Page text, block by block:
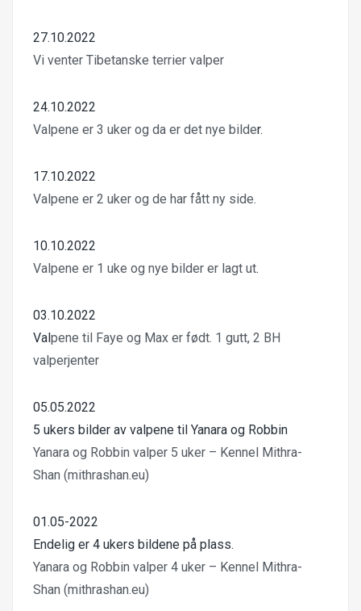
27.10.2022
Vi venter Tibetanske terrier valper
24.10.2022
Valpene er 3 uker og da er det nye bilder.
17.10.2022
Valpene er 2 uker og de har fått ny side.
10.10.2022
Valpene er 1 uke og nye bilder er lagt ut.
03.10.2022
Val pene til Faye og Max er født. 1 gutt, 2 BH
valperjenter
05.05.2022
5 ukers bilder av valpene til Yanara og Robbin
Yanara og Robbin valper 5 uker – Kennel Mithra-
Shan (mithrashan.eu)
01.05-2022
Endelig er 4 ukers bildene på plass.
Yanara og Robbin valper 4 uker – Kennel Mithra-
Shan (mithrashan.eu)